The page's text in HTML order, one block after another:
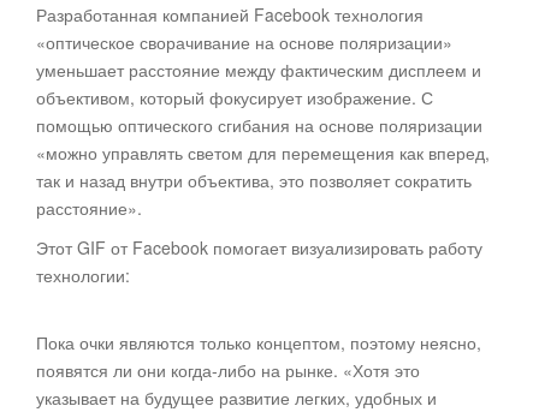
Разработанная компанией Facebook технология
«оптическое сворачивание на основе поляризации»
уменьшает расстояние между фактическим дисплеем и
объективом, который фокусирует изображение. С
помощью оптического сгибания на основе поляризации
«можно управлять светом для перемещения как вперед,
так и назад внутри объектива, это позволяет сократить
расстояние».
Этот GIF от Facebook помогает визуализировать работу
технологии:
Пока очки являются только концептом, поэтому неясно,
появятся ли они когда-либо на рынке. «Хотя это
указывает на будущее развитие легких, удобных и